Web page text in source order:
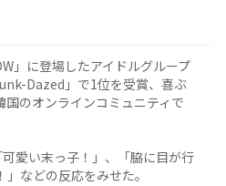
」に登場したアイドルグループ
Dazed」で1位を受賞、喜ぶ
のオンラインコミュニティで
愛い末っ子！」、「脇に目が行
などの反応をみせた。